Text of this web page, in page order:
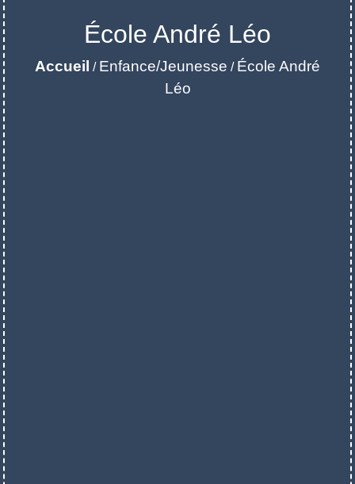
École André Léo
Accueil / Enfance/Jeunesse / École André
Léo